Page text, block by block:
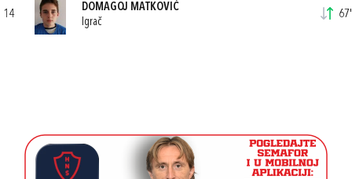
14
DOMAGOJ MATKOVIĆ
Igrač
67'